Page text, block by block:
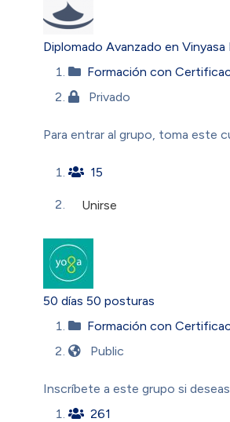
Diplomado Avanzado en Vinyasa
Formación con
Privado
Para entrar al grupo, toma este
15
Unirse
50 días 50 posturas
Formación con
Public
Inscríbete a este grupo si
261